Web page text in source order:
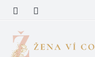
obsah